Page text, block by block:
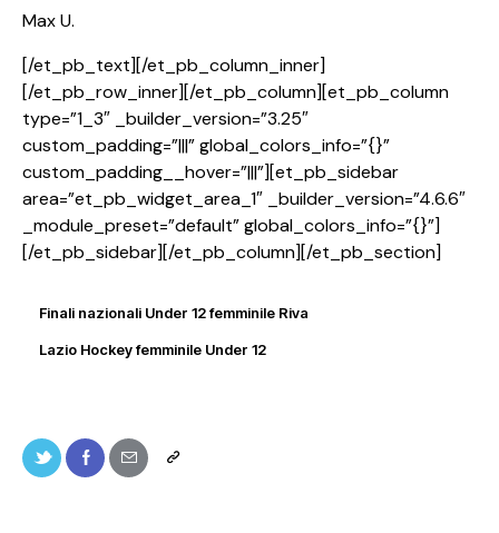
Max U.
[/et_pb_text][/et_pb_column_inner]
[/et_pb_row_inner][/et_pb_column][et_pb_column
type=”1_3″ _builder_version=”3.25″
custom_padding=”|||” global_colors_info=”{}”
custom_padding__hover=”|||”][et_pb_sidebar
area=”et_pb_widget_area_1″ _builder_version=”4.6.6″
_module_preset=”default” global_colors_info=”{}”]
[/et_pb_sidebar][/et_pb_column][/et_pb_section]
Finali nazionali Under 12 femminile Riva
Lazio Hockey femminile Under 12